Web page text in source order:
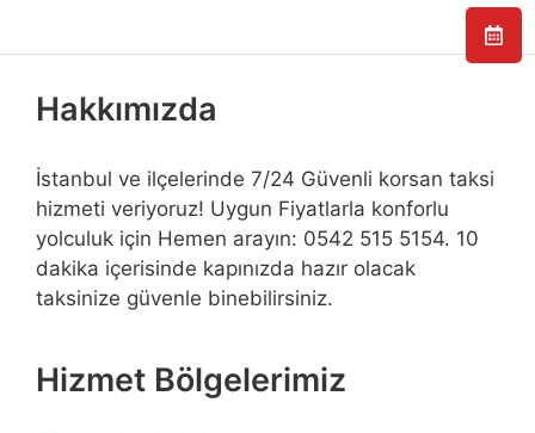
Hakkımızda
İstanbul ve ilçelerinde 7/24 Güvenli korsan taksi
hizmeti veriyoruz! Uygun Fiyatlarla konforlu
yolculuk için Hemen arayın: 0542 515 5154. 10
dakika içerisinde kapınızda hazır olacak
taksinize güvenle binebilirsiniz.
Hizmet Bölgelerimiz